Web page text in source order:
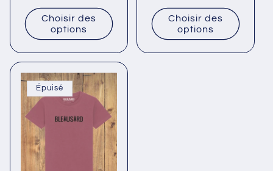
habituel
Choisir des
options
habituel
Choisir des
options
Épuisé